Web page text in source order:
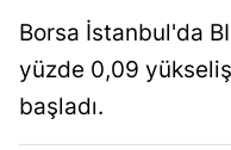
Borsa İstanbul'da
yüzde 0,09
başladı.